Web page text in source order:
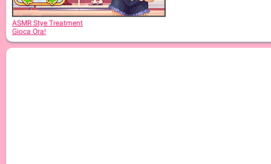
ASMR Stye Treatment
Gioca Ora!